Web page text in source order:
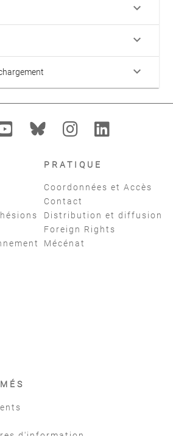
keyboard_arrow_down
keyboard_arrow_down
keyboard_arrow_down
PRATIQUE
Coordonnées et Accès
Contact
Distribution et diffusion
Foreign Rights
Mécénat